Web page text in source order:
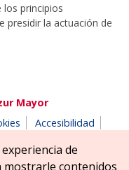
los principios
presidir la actuación de
Mayor
Accesibilidad
Zizur Mayor-Zizur
de
mostrarle contenidos